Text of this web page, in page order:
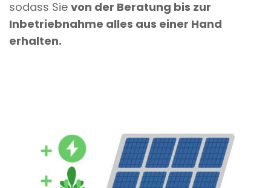
sodass Sie von der Beratung bis zur
Inbetriebnahme alles aus einer Hand
erhalten.